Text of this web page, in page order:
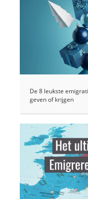
De 8 leukste
geven of krijgen